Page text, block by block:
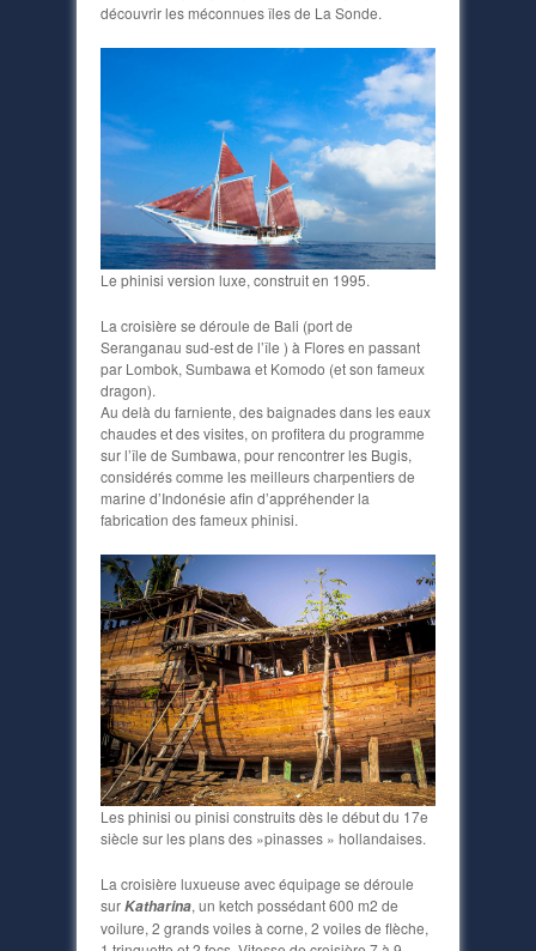
découvrir les méconnues îles de La Sonde.
Le phinisi version luxe, construit en 1995.
La croisière se déroule de Bali (port de
Seranganau sud-est de l’île ) à Flores en passant
par Lombok, Sumbawa et Komodo (et son fameux
dragon).
Au delà du farniente, des baignades dans les eaux
chaudes et des visites, on profitera du programme
sur l’île de Sumbawa, pour rencontrer les Bugis,
considérés comme les meilleurs charpentiers de
marine d’Indonésie afin d’appréhender la
fabrication des fameux phinisi.
Les phinisi ou pinisi construits dès le début du 17e
siècle sur les plans des »pinasses » hollandaises.
La croisière luxueuse avec équipage se déroule
surKatharina, un ketch possédant 600 m2 de
voilure, 2 grands voiles à corne, 2 voiles de flèche,